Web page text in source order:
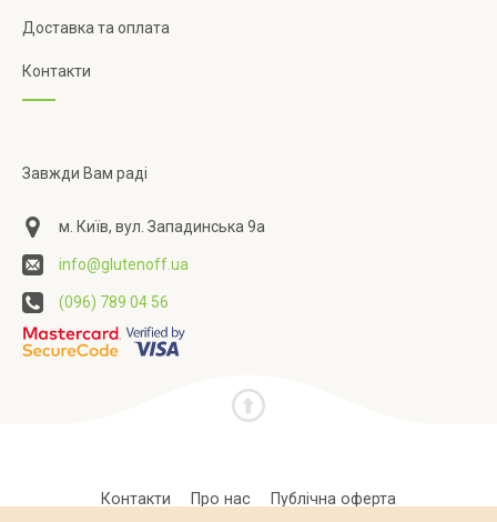
Доставка та оплата
Контакти
Завжди Вам раді
м. Київ, вул. Западинська 9а
info@glutenoff.ua
(096) 789 04 56
Контакти Про нас Публічна оферта